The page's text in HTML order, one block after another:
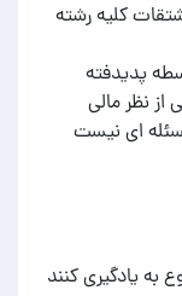
کلیه رشته
پدیدفته
نظر مالی
ای نیست
به یادگیری کنند